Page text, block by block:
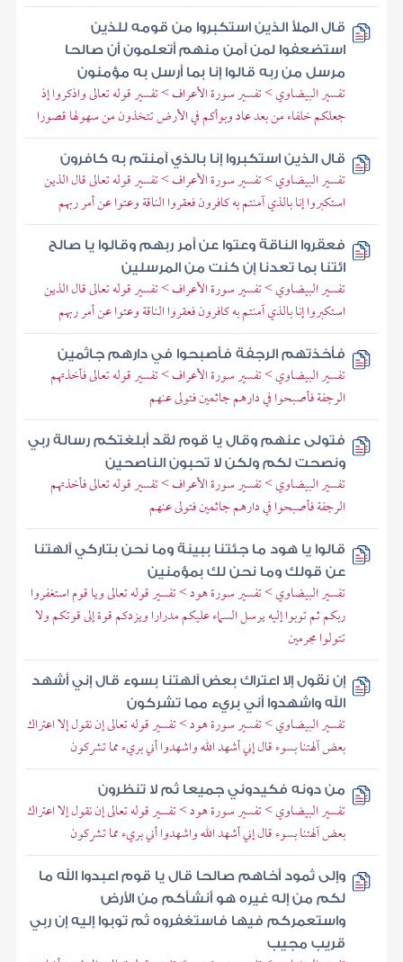
قال الملأ الذين استكبروا من قومه للذين
استضعفوا لمن آمن منهم أتعلمون أن صالحا
مرسل من ربه قالوا إنا بما أرسل به مؤمنون
تفسير البيضاوي > تفسير سورة الأعراف > تفسير قوله تعالى واذكروا إذ
جعلكم خلفاء من بعد عاد وبوأكم في الأرض تتخذون من سهولها قصورا
قال الذين استكبروا إنا بالذي آمنتم به كافرون
تفسير البيضاوي > تفسير سورة الأعراف > تفسير قوله تعالى قال الذين
استكبروا إنا بالذي آمنتم به كافرون فعقروا الناقة وعتوا عن أمر ربهم
فعقروا الناقة وعتوا عن أمر ربهم وقالوا يا صالح
ائتنا بما تعدنا إن كنت من المرسلين
تفسير البيضاوي > تفسير سورة الأعراف > تفسير قوله تعالى قال الذين
استكبروا إنا بالذي آمنتم به كافرون فعقروا الناقة وعتوا عن أمر ربهم
فأخذتهم الرجفة فأصبحوا في دارهم جاثمين
تفسير البيضاوي > تفسير سورة الأعراف > تفسير قوله تعالى فأخذتهم
الرجفة فأصبحوا في دارهم جاثمين فتولى عنهم
فتولى عنهم وقال يا قوم لقد أبلغتكم رسالة ربي
ونصحت لكم ولكن لا تحبون الناصحين
تفسير البيضاوي > تفسير سورة الأعراف > تفسير قوله تعالى فأخذتهم
الرجفة فأصبحوا في دارهم جاثمين فتولى عنهم
قالوا يا هود ما جئتنا ببينة وما نحن بتاركي آلهتنا
عن قولك وما نحن لك بمؤمنين
تفسير البيضاوي > تفسير سورة هود > تفسير قوله تعالى ويا قوم استغفروا
ربكم ثم توبوا إليه يرسل السماء عليكم مدرارا ويزدكم قوة إلى قوتكم ولا
تتولوا مجرمين
إن نقول إلا اعتراك بعض آلهتنا بسوء قال إني أشهد
الله واشهدوا أني بريء مما تشركون
تفسير البيضاوي > تفسير سورة هود > تفسير قوله تعالى إن نقول إلا اعتراك
بعض آلهتنا بسوء قال إني أشهد الله واشهدوا أني بريء مما تشركون
من دونه فكيدوني جميعا ثم لا تنظرون
تفسير البيضاوي > تفسير سورة هود > تفسير قوله تعالى إن نقول إلا اعتراك
بعض آلهتنا بسوء قال إني أشهد الله واشهدوا أني بريء مما تشركون
وإلى ثمود أخاهم صالحا قال يا قوم اعبدوا الله ما
لكم من إله غيره هو أنشأكم من الأرض
واستعمركم فيها فاستغفروه ثم توبوا إليه إن ربي
قريب مجيب